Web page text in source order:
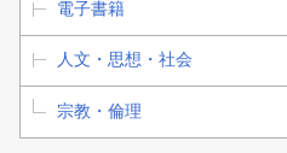
〔レッスン5-1〕生命維持に不可
〔レッスン5-2〕食べる瞑想
■第5部 ヴィパッサナー瞑想ーー
電子書籍
人文・思想・社会
宗教・倫理